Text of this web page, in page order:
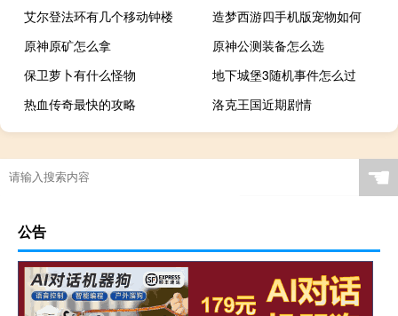
艾尔登法环有几个移动钟楼
造梦西游四手机版宠物如何
原神原矿怎么拿
原神公测装备怎么选
保卫萝卜有什么怪物
地下城堡3随机事件怎么过
热血传奇最快的攻略
洛克王国近期剧情
☚
公告